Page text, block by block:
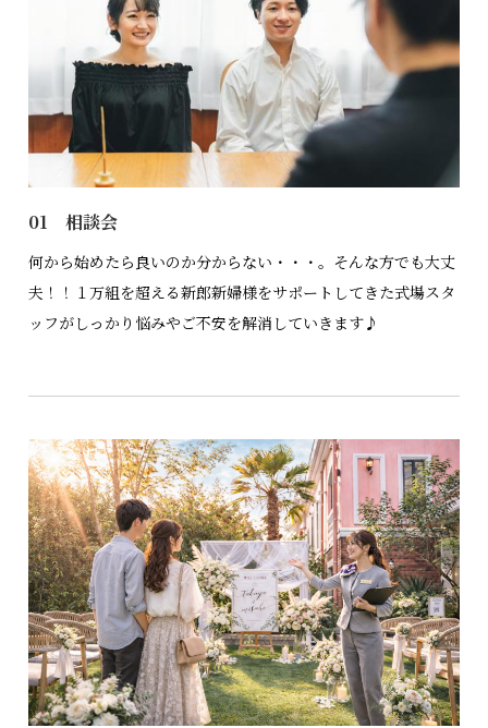
01 相談会
何から始めたら良いのか分からない・・・。そんな方でも大丈
夫！！１万組を超える新郎新婦様をサポートしてきた式場スタ
ッフがしっかり悩みやご不安を解消していきます♪